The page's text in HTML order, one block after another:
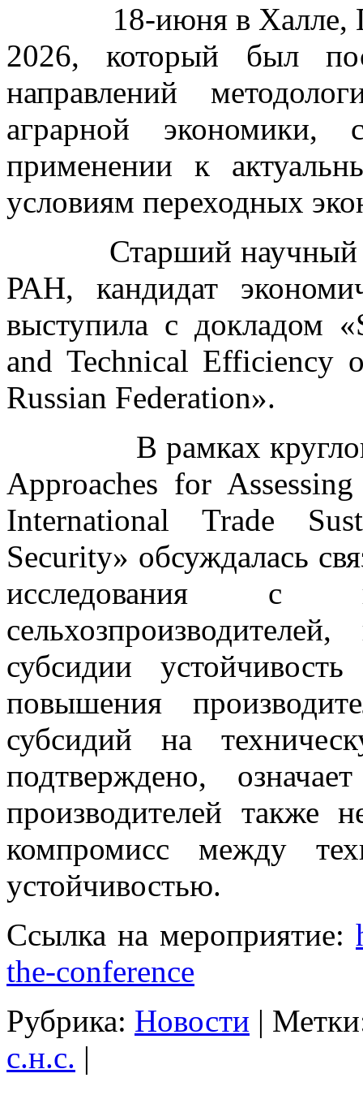
18-июня в Халле,
2026, который был
направлений
аграрной
применении к
условиям переходных
Старший научный
РАН, кандидат
выступила с докладом
and Technical Efficiency
Russian Federation».
В рамках круглого
Approaches for
International Trade
Security» обсуждалась
исследования с
субсидии
повышения
субсидий на
подтверждено,
производителей также
компромисс между
устойчивостью.
Ссылка на мероприятие:
the-conference
Рубрика: Новости |
с.н.с. |